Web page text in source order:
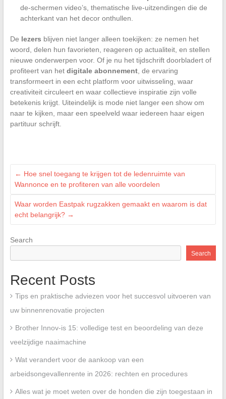
de-schermen video’s, thematische live-uitzendingen die de
achterkant van het decor onthullen.
De lezers blijven niet langer alleen toekijken: ze nemen het
woord, delen hun favorieten, reageren op actualiteit, en stellen
nieuwe onderwerpen voor. Of je nu het tijdschrift doorbladert of
profiteert van het digitale abonnement, de ervaring
transformeert in een echt platform voor uitwisseling, waar
creativiteit circuleert en waar collectieve inspiratie zijn volle
betekenis krijgt. Uiteindelijk is mode niet langer een show om
naar te kijken, maar een speelveld waar iedereen haar eigen
partituur schrijft.
← Hoe snel toegang te krijgen tot de ledenruimte van
Wannonce en te profiteren van alle voordelen
Waar worden Eastpak rugzakken gemaakt en waarom is dat
echt belangrijk? →
Search
Search
Recent Posts
Tips en praktische adviezen voor het succesvol uitvoeren van
uw binnenrenovatie projecten
Brother Innov-is 15: volledige test en beoordeling van deze
veelzijdige naaimachine
Wat verandert voor de aankoop van een
arbeidsongevallenrente in 2026: rechten en procedures
Alles wat je moet weten over de honden die zijn toegestaan in